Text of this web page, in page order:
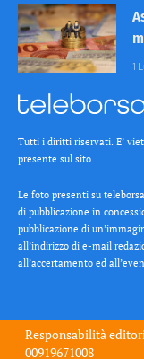
1
Tutti i diritti riservati. E’
presente sul sito.
Le foto presenti su
di pubblicazione in
pubblicazione di
all’indirizzo di e-mail
all’accertamento ed
Responsabilità
00919671008